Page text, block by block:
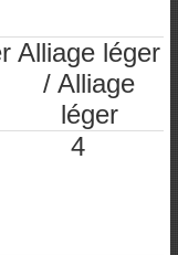
Alliage léger
/ Alliage
léger
4